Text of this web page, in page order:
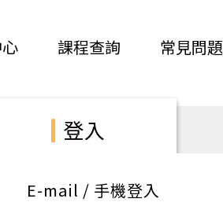
課程查詢 常見問題
登入
E-mail / 手機登入